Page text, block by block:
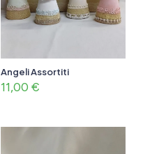
Angeli Assortiti
11,00 €